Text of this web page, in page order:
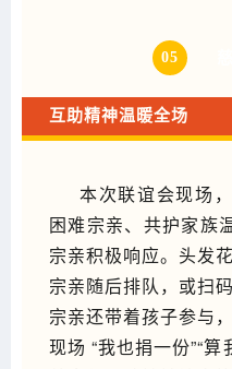
05
互助精神温暖全场
本次联谊会现场
困难宗亲、共护家族
宗亲积极响应。头发
宗亲随后排队，或扫
宗亲还带着孩子参与
现场 “我也捐一份”“算